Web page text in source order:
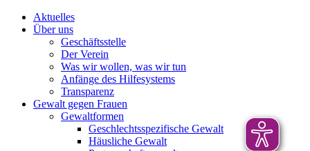
Aktuelles
Über uns
Geschäftsstelle
Der Verein
Was wir wollen, was wir tun
Anfänge des Hilfesystems
Transparenz
Gewalt gegen Frauen
Gewaltformen
Geschlechtsspezifische Gewalt
Häusliche Gewalt